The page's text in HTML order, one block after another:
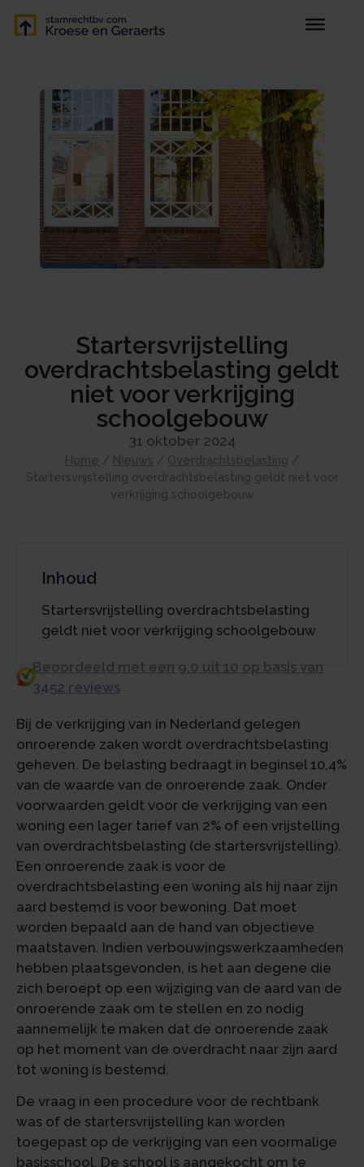
Startersvrijstelling
overdrachtsbelasting geldt
niet voor verkrijging
schoolgebouw
31 oktober 2024
Home / Nieuws / Overdrachtsbelasting /
Startersvrijstelling overdrachtsbelasting geldt niet voor
verkrijging schoolgebouw
Inhoud
Startersvrijstelling overdrachtsbelasting
geldt niet voor verkrijging schoolgebouw
Beoordeeld met een 9.0 uit 10 op basis van
3452 reviews
Bij de verkrijging van in Nederland gelegen
onroerende zaken wordt overdrachtsbelasting
geheven. De belasting bedraagt in beginsel 10,4%
van de waarde van de onroerende zaak. Onder
voorwaarden geldt voor de verkrijging van een
woning een lager tarief van 2% of een vrijstelling
van overdrachtsbelasting (de startersvrijstelling).
Een onroerende zaak is voor de
overdrachtsbelasting een woning als hij naar zijn
aard bestemd is voor bewoning. Dat moet
worden bepaald aan de hand van objectieve
maatstaven. Indien verbouwingswerkzaamheden
hebben plaatsgevonden, is het aan degene die
zich beroept op een wijziging van de aard van de
onroerende zaak om te stellen en zo nodig
aannemelijk te maken dat de onroerende zaak
op het moment van de overdracht naar zijn aard
tot woning is bestemd.
De vraag in een procedure voor de rechtbank
was of de startersvrijstelling kan worden
toegepast op de verkrijging van een voormalige
basisschool. De school is aangekocht om te